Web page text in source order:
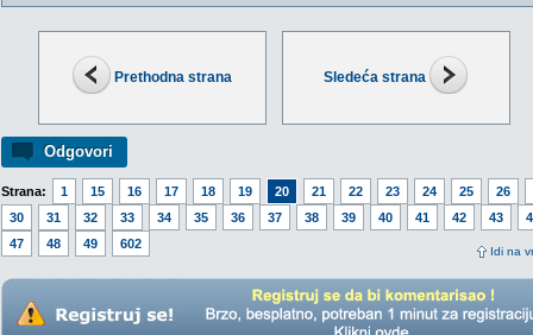
Prethodna strana Sledeća strana
Odgovori
Strana: 1 15 16 17 18 19 20 21 22 23 24 25
26
30
31 32 33 34 35 36 37 38 39 40 41 42 43
47
48 49 602
Idi na